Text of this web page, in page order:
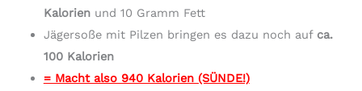
Kalorienund 10 Gramm Fett
Jägersoße mit Pilzen bringen es dazu noch auf ca.
100 Kalorien
= Macht also 940 Kalorien (SÜNDE!)